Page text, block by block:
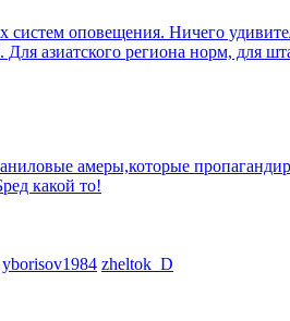
систем оповещения. Ничего
азиатского региона норм, для
амеры,которые
какой то!
yborisov1984 zheltok_D